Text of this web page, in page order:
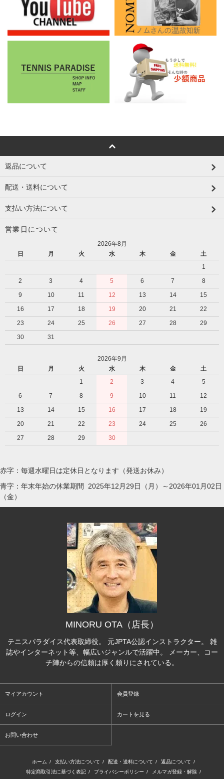
返品について
配送・送料について
支払い方法について
営業日について
2026年8月
日
月 火 水 木 金
土
1
2
3 4 5 6 7
8
9
10 11 12 13 14
15
16
17 18 19 20 21
22
23
24 25 26 27 28
29
30
31
2026年9月
日
月 火 水 木 金
土
1
2 3 4
5
6
7 8 9 10 11
12
13
14 15 16 17 18
19
20
21 22 23 24 25
26
27
28 29 30
赤字：毎週水曜日は定休日となります（発送お休み）
青字：年末年始の休業期間 2025年12月29日（月）～2026年01月02日
（金）
MINORU OTA（店長）
テニスパラダイス代表取締役。 元JPTA公認インストラクター。 雑
誌やインターネット等、幅広いジャンルで活躍中。 メーカー、コー
チ陣からの信頼は厚く頼りにされている。
マイアカウント 会員登録
ログイン カートを見る
お問い合わせ
ホーム / 支払い方法について / 配送・送料について / 返品について /
特定商取引法に基づく表記 / プライバシーポリシー / メルマガ登録・解除 /